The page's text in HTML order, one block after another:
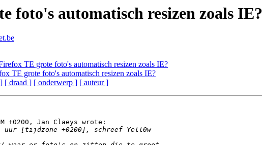
foto's automatisch resizen zoals IE?
TE grote foto's automatisch resizen zoals IE?
TE grote foto's automatisch resizen zoals IE?
[ draad ] [ onderwerp ] [ auteur ]
+0200, Jan Claeys wrote: